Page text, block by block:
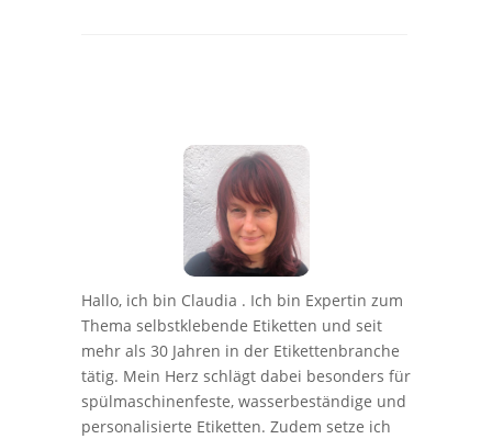
Hallo, ich bin Claudia . Ich bin Expertin zum
Thema selbstklebende Etiketten und seit
mehr als 30 Jahren in der Etikettenbranche
tätig. Mein Herz schlägt dabei besonders für
spülmaschinenfeste, wasserbeständige und
personalisierte Etiketten. Zudem setze ich